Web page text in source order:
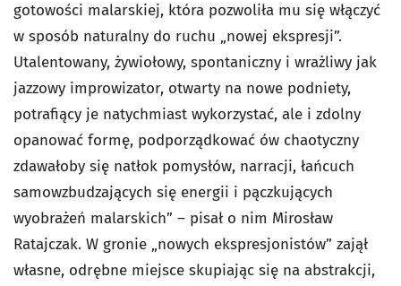
gotowości malarskiej, która pozwoliła mu się włączyć
w sposób naturalny do ruchu „nowej ekspresji”.
Utalentowany, żywiołowy, spontaniczny i wrażliwy jak
jazzowy improwizator, otwarty na nowe podniety,
potrafiący je natychmiast wykorzystać, ale i zdolny
opanować formę, podporządkować ów chaotyczny
zdawałoby się natłok pomysłów, narracji, łańcuch
samowzbudzających się energii i pączkujących
wyobrażeń malarskich” – pisał o nim Mirosław
Ratajczak. W gronie „nowych ekspresjonistów” zajął
własne, odrębne miejsce skupiając się na abstrakcji,